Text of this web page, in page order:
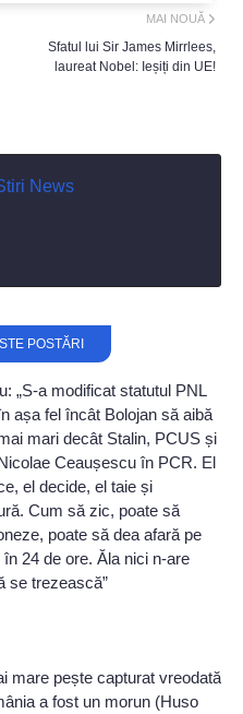
MAI NOUĂ
Sfatul lui Sir James Mirrlees,
laureat Nobel: Ieșiți din UE!
News
POSTĂRI
„S-a modificat statutul PNL
așa fel încât Bolojan să aibă
mari decât Stalin, PCUS și
Ceaușescu în PCR. El
el decide, el taie și
Cum să zic, poate să
poate să dea afară pe
în 24 de ore. Ăla nici n-are
se trezească”
mare pește capturat vreodată
a fost un morun (Huso